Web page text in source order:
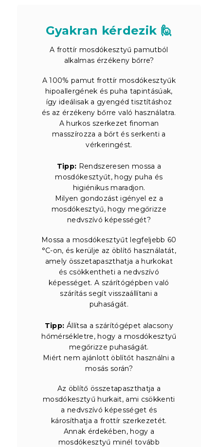
Gyakran kérdezik 🙋
A frottír mosdókesztyű pamutból
alkalmas érzékeny bőrre?
A 100% pamut frottír mosdókesztyűk
hipoallergének és puha tapintásúak,
így ideálisak a gyengéd tisztításhoz
és az érzékeny bőrre való használatra.
A hurkos szerkezet finoman
masszírozza a bőrt és serkenti a
vérkeringést.
Tipp: Rendszeresen mossa a
mosdókesztyűt, hogy puha és
higiénikus maradjon.
Milyen gondozást igényel ez a
mosdókesztyű, hogy megőrizze
nedvszívó képességét?
Mossa a mosdókesztyűt legfeljebb 60
°C-on, és kerülje az öblítő használatát,
amely összetapaszthatja a hurkokat
és csökkentheti a nedvszívó
képességet. A szárítógépben való
szárítás segít visszaállítani a
puhaságát.
Tipp: Állítsa a szárítógépet alacsony
hőmérsékletre, hogy a mosdókesztyű
megőrizze puhaságát.
Miért nem ajánlott öblítőt használni a
mosás során?
Az öblítő összetapaszthatja a
mosdókesztyű hurkait, ami csökkenti
a nedvszívó képességet és
károsíthatja a frottír szerkezetét.
Annak érdekében, hogy a
mosdókesztyű minél tovább